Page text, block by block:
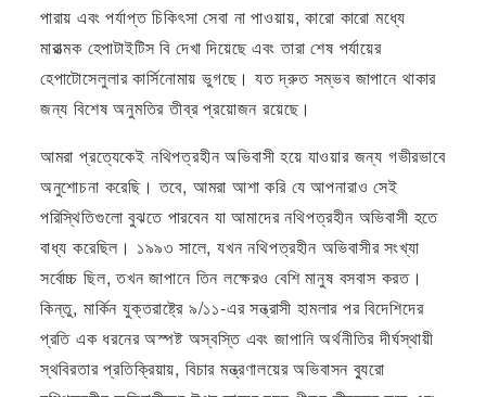
পারায় এবং পর্যাপ্ত চিকিৎসা সেবা না পাওয়ায়, কারো কারো মধ্যে
মারাত্মক হেপাটাইটিস বি দেখা দিয়েছে এবং তারা শেষ পর্যায়ের
হেপাটোসেলুলার কার্সিনোমায় ভুগছে। যত দ্রুত সম্ভব জাপানে থাকার
জন্য বিশেষ অনুমতির তীব্র প্রয়োজন রয়েছে।
আমরা প্রত্যেকেই নথিপত্রহীন অভিবাসী হয়ে যাওয়ার জন্য গভীরভাবে
অনুশোচনা করেছি। তবে, আমরা আশা করি যে আপনারাও সেই
পরিস্থিতিগুলো বুঝতে পারবেন যা আমাদের নথিপত্রহীন অভিবাসী হতে
বাধ্য করেছিল। ১৯৯৩ সালে, যখন নথিপত্রহীন অভিবাসীর সংখ্যা
সর্বোচ্চ ছিল, তখন জাপানে তিন লক্ষেরও বেশি মানুষ বসবাস করত।
কিন্তু, মার্কিন যুক্তরাষ্ট্রে ৯/১১-এর সন্ত্রাসী হামলার পর বিদেশিদের
প্রতি এক ধরনের অস্পষ্ট অস্বস্তি এবং জাপানি অর্থনীতির দীর্ঘস্থায়ী
স্থবিরতার প্রতিক্রিয়ায়, বিচার মন্ত্রণালয়ের অভিবাসন ব্যুরো